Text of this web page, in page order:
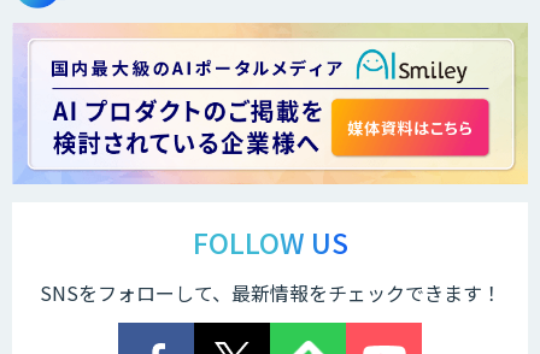
FOLLOW US
SNSをフォローして、最新情報をチェックできます！